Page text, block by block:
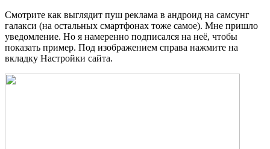
Смотрите как выглядит пуш реклама в андроид на самсунг
галакси (на остальных смартфонах тоже самое). Мне пришло
уведомление. Но я намеренно подписался на неё, чтобы
показать пример. Под изображением справа нажмите на
вкладку Настройки сайта.